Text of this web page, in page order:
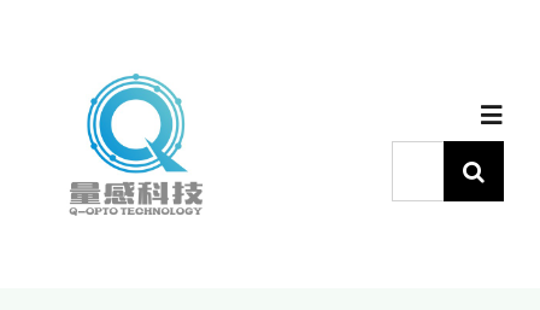
索：